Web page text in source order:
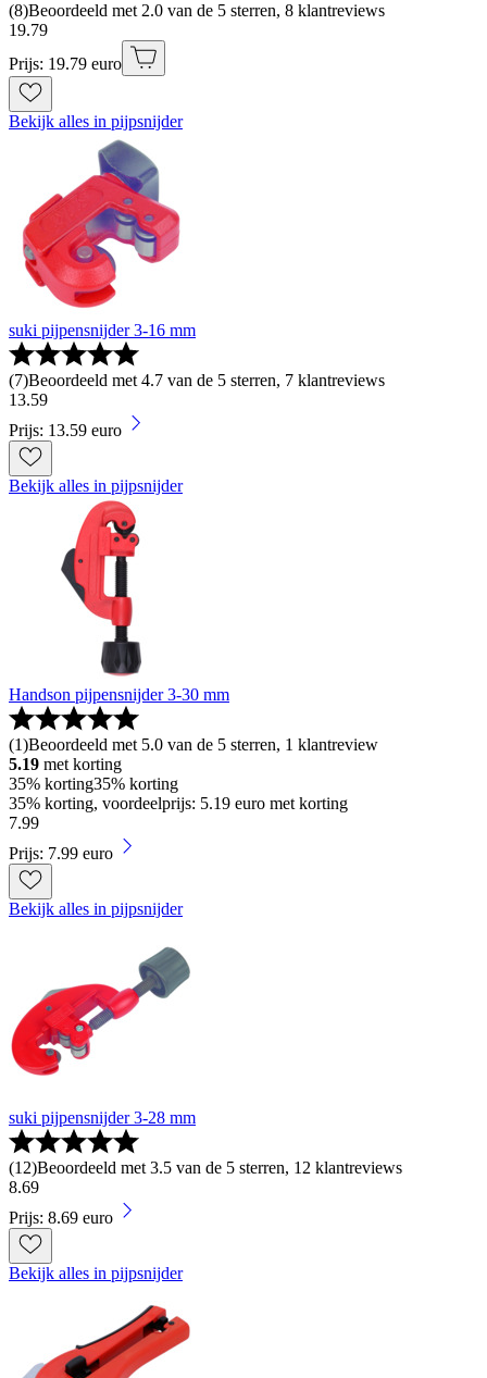
(8)Beoordeeld met 2.0 van de 5 sterren, 8 klantreviews
19.79
Prijs: 19.79 euro
Bekijk alles in pijpsnijder
suki pijpensnijder 3-16 mm
(7)Beoordeeld met 4.7 van de 5 sterren, 7 klantreviews
13.59
Prijs: 13.59 euro
Bekijk alles in pijpsnijder
Handson pijpensnijder 3-30 mm
(1)Beoordeeld met 5.0 van de 5 sterren, 1 klantreview
5.19 met korting
35% korting35% korting
35% korting, voordeelprijs: 5.19 euro met korting
7.99
Prijs: 7.99 euro
Bekijk alles in pijpsnijder
suki pijpensnijder 3-28 mm
(12)Beoordeeld met 3.5 van de 5 sterren, 12 klantreviews
8.69
Prijs: 8.69 euro
Bekijk alles in pijpsnijder